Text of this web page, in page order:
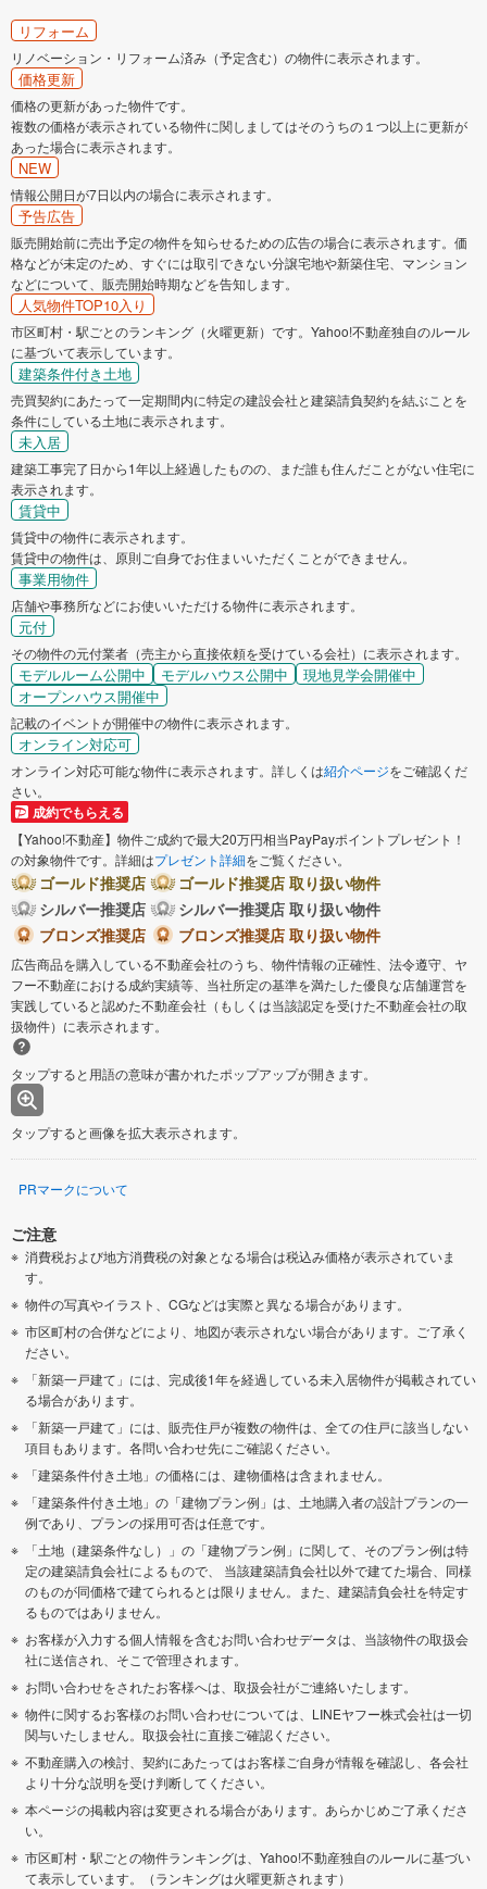
リフォーム
リノベーション・リフォーム済み（予定含む）の物件に表示されます。
価格更新
価格の更新があった物件です。
複数の価格が表示されている物件に関しましてはそのうちの１つ以上に更新が
あった場合に表示されます。
NEW
情報公開日が7日以内の場合に表示されます。
予告広告
販売開始前に売出予定の物件を知らせるための広告の場合に表示されます。価
格などが未定のため、すぐには取引できない分譲宅地や新築住宅、マンション
などについて、販売開始時期などを告知します。
人気物件TOP10入り
市区町村・駅ごとのランキング（火曜更新）です。Yahoo!不動産独自のルール
に基づいて表示しています。
建築条件付き土地
売買契約にあたって一定期間内に特定の建設会社と建築請負契約を結ぶことを
条件にしている土地に表示されます。
未入居
建築工事完了日から1年以上経過したものの、まだ誰も住んだことがない住宅に
表示されます。
賃貸中
賃貸中の物件に表示されます。
賃貸中の物件は、原則ご自身でお住まいいただくことができません。
事業用物件
店舗や事務所などにお使いいただける物件に表示されます。
元付
その物件の元付業者（売主から直接依頼を受けている会社）に表示されます。
モデルルーム公開中 モデルハウス公開中
現地見学会開催中
オープンハウス開催中
記載のイベントが開催中の物件に表示されます。
オンライン対応可
オンライン対応可能な物件に表示されます。詳しくは紹介ページをご確認くだ
さい。
成約でもらえる
【Yahoo!不動産】物件ご成約で最大20万円相当PayPayポイントプレゼント！
の対象物件です。詳細はプレゼント詳細をご覧ください。
ゴールド推奨店
ゴールド推奨店 取り扱い物件
シルバー推奨店
シルバー推奨店 取り扱い物件
ブロンズ推奨店
ブロンズ推奨店 取り扱い物件
広告商品を購入している不動産会社のうち、物件情報の正確性、法令遵守、ヤ
フー不動産における成約実績等、当社所定の基準を満たした優良な店舗運営を
実践していると認めた不動産会社（もしくは当該認定を受けた不動産会社の取
扱物件）に表示されます。
タップすると用語の意味が書かれたポップアップが開きます。
タップすると画像を拡大表示されます。
PRマークについて
ご注意
消費税および地方消費税の対象となる場合は税込み価格が表示されていま
す。
物件の写真やイラスト、CGなどは実際と異なる場合があります。
市区町村の合併などにより、地図が表示されない場合があります。ご了承く
ださい。
「新築一戸建て」には、完成後1年を経過している未入居物件が掲載されてい
る場合があります。
「新築一戸建て」には、販売住戸が複数の物件は、全ての住戸に該当しない
項目もあります。各問い合わせ先にご確認ください。
「建築条件付き土地」の価格には、建物価格は含まれません。
「建築条件付き土地」の「建物プラン例」は、土地購入者の設計プランの一
例であり、プランの採用可否は任意です。
「土地（建築条件なし）」の「建物プラン例」に関して、そのプラン例は特
定の建築請負会社によるもので、 当該建築請負会社以外で建てた場合、同様
のものが同価格で建てられるとは限りません。また、建築請負会社を特定す
るものではありません。
お客様が入力する個人情報を含むお問い合わせデータは、当該物件の取扱会
社に送信され、そこで管理されます。
お問い合わせをされたお客様へは、取扱会社がご連絡いたします。
物件に関するお客様のお問い合わせについては、LINEヤフー株式会社は一切
関与いたしません。取扱会社に直接ご確認ください。
不動産購入の検討、契約にあたってはお客様ご自身が情報を確認し、各会社
より十分な説明を受け判断してください。
本ページの掲載内容は変更される場合があります。あらかじめご了承くださ
い。
市区町村・駅ごとの物件ランキングは、Yahoo!不動産独自のルールに基づい
て表示しています。（ランキングは火曜更新されます）